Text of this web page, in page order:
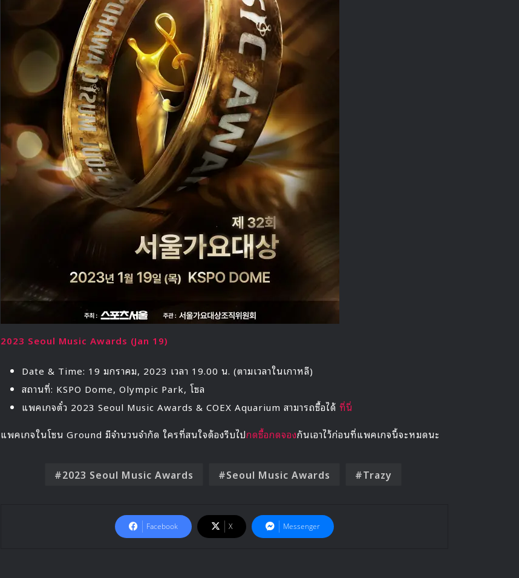
2023 Seoul Music Awards (Jan 19)
Date & Time: 19 มกราคม, 2023 เวลา 19.00 น. (ตามเวลาในเกาหลี)
สถานที่: KSPO Dome, Olympic Park, โซล
แพคเกจตั๋ว 2023 Seoul Music Awards & COEX Aquarium สามารถซื้อได้ ที่นี่
แพคเกจในโซน Ground มีจำนวนจำกัด ใครที่สนใจต้องรีบไปกดซื้อกดจองกันเอาไว้ก่อนที่แพคเกจนี้จะหมดนะ
2023 Seoul Music Awards Seoul Music Awards Trazy
Facebook X Messenger